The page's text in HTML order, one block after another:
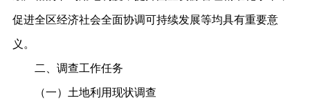
促进全区经济社会全面协调可持续发展等均具有重要意
义。
二、调查工作任务
（一）土地利用现状调查